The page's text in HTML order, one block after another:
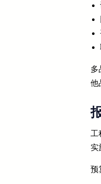
多
他
工
实
预